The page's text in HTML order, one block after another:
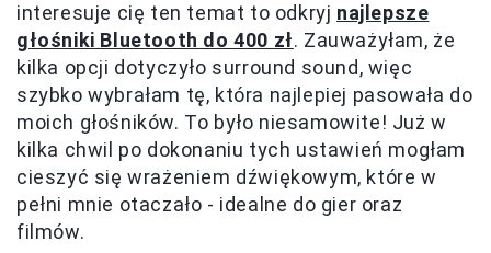
interesuje cię ten temat to odkryj najlepsze
głośniki Bluetooth do 400 zł. Zauważyłam, że
kilka opcji dotyczyło surround sound, więc
szybko wybrałam tę, która najlepiej pasowała do
moich głośników. To było niesamowite! Już w
kilka chwil po dokonaniu tych ustawień mogłam
cieszyć się wrażeniem dźwiękowym, które w
pełni mnie otaczało - idealne do gier oraz
filmów.